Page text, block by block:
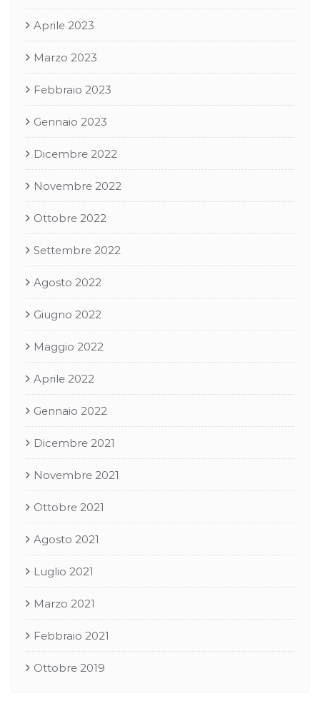
Aprile 2023
Marzo 2023
Febbraio 2023
Gennaio 2023
Dicembre 2022
Novembre 2022
Ottobre 2022
Settembre 2022
Agosto 2022
Giugno 2022
Maggio 2022
Aprile 2022
Gennaio 2022
Dicembre 2021
Novembre 2021
Ottobre 2021
Agosto 2021
Luglio 2021
Marzo 2021
Febbraio 2021
Ottobre 2019